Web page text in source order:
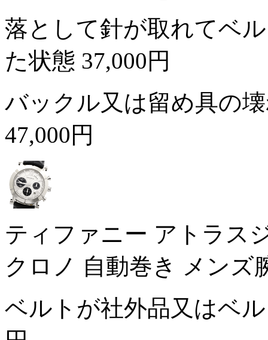
落として針が取れてベ
た状態 37,000円
バックル又は留め具の
47,000円
ティファニー アトラス
クロノ 自動巻き メンズ
ベルトが社外品又はベ